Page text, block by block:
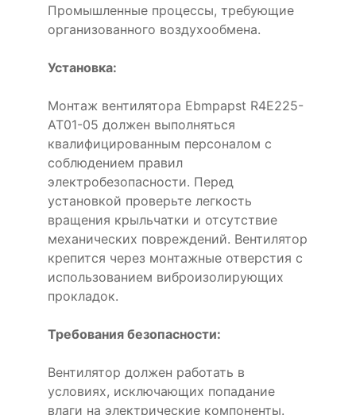
Промышленные процессы, требующие
организованного воздухообмена.
Установка:
Монтаж вентилятора Ebmpapst R4E225-
AT01-05 должен выполняться
квалифицированным персоналом с
соблюдением правил
электробезопасности. Перед
установкой проверьте легкость
вращения крыльчатки и отсутствие
механических повреждений. Вентилятор
крепится через монтажные отверстия с
использованием виброизолирующих
прокладок.
Требования безопасности:
Вентилятор должен работать в
условиях, исключающих попадание
влаги на электрические компоненты.